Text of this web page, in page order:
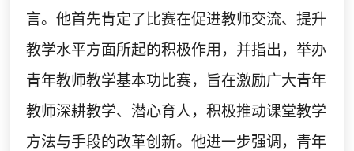
言。他首先肯定了比赛在促进教师交流、提升
教学水平方面所起的积极作用，并指出，举办
青年教师教学基本功比赛，旨在激励广大青年
教师深耕教学、潜心育人，积极推动课堂教学
方法与手段的改革创新。他进一步强调，青年